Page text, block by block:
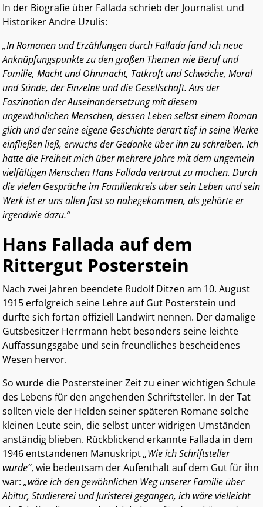
In der Biografie über Fallada schrieb der Journalist und
Historiker Andre Uzulis:
„In Romanen und Erzählungen durch Fallada fand ich neue
Anknüpfungspunkte zu den großen Themen wie Beruf und
Familie, Macht und Ohnmacht, Tatkraft und Schwäche, Moral
und Sünde, der Einzelne und die Gesellschaft. Aus der
Faszination der Auseinandersetzung mit diesem
ungewöhnlichen Menschen, dessen Leben selbst einem Roman
glich und der seine eigene Geschichte derart tief in seine Werke
einfließen ließ, erwuchs der Gedanke über ihn zu schreiben. Ich
hatte die Freiheit mich über mehrere Jahre mit dem ungemein
vielfältigen Menschen Hans Fallada vertraut zu machen. Durch
die vielen Gespräche im Familienkreis über sein Leben und sein
Werk ist er uns allen fast so nahegekommen, als gehörte er
irgendwie dazu.“
Hans Fallada auf dem
Rittergut Posterstein
Nach zwei Jahren beendete Rudolf Ditzen am 10. August
1915 erfolgreich seine Lehre auf Gut Posterstein und
durfte sich fortan offiziell Landwirt nennen. Der damalige
Gutsbesitzer Herrmann hebt besonders seine leichte
Auffassungsgabe und sein freundliches bescheidenes
Wesen hervor.
So wurde die Postersteiner Zeit zu einer wichtigen Schule
des Lebens für den angehenden Schriftsteller. In der Tat
sollten viele der Helden seiner späteren Romane solche
kleinen Leute sein, die selbst unter widrigen Umständen
anständig blieben. Rückblickend erkannte Fallada in dem
1946 entstandenen Manuskript„Wie ich Schriftsteller
wurde“, wie bedeutsam der Aufenthalt auf dem Gut für ihn
war:„wäre ich den gewöhnlichen Weg unserer Familie über
Abitur, Studiererei und Juristerei gegangen, ich wäre vielleicht